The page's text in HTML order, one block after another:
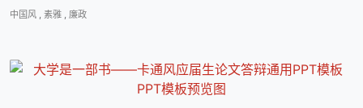
中国风 素雅 廉政